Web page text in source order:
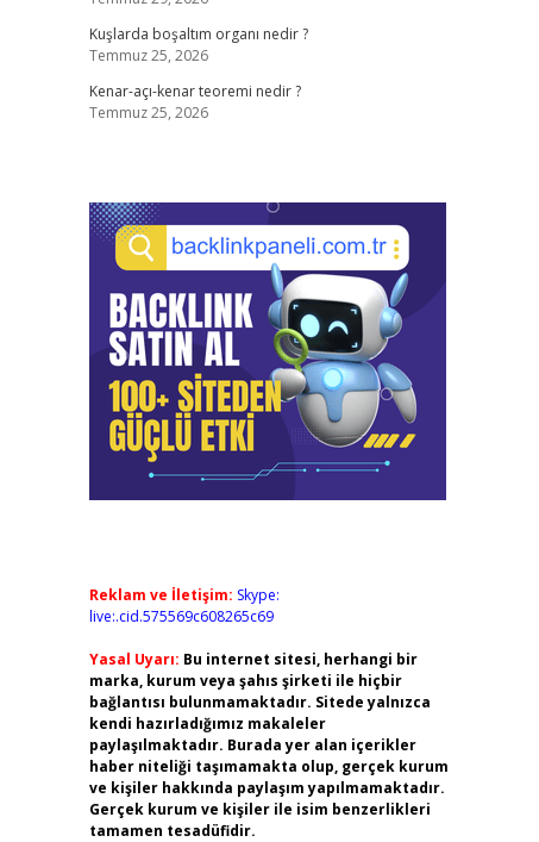
Kuşlarda boşaltım organı nedir ?
Temmuz 25, 2026
Kenar-açı-kenar teoremi nedir ?
Temmuz 25, 2026
Reklam ve İletişim: Skype:
live:.cid.575569c608265c69
Yasal Uyarı: Bu internet sitesi, herhangi bir
marka, kurum veya şahıs şirketi ile hiçbir
bağlantısı bulunmamaktadır. Sitede yalnızca
kendi hazırladığımız makaleler
paylaşılmaktadır. Burada yer alan içerikler
haber niteliği taşımamakta olup, gerçek kurum
ve kişiler hakkında paylaşım yapılmamaktadır.
Gerçek kurum ve kişiler ile isim benzerlikleri
tamamen tesadüfidir.